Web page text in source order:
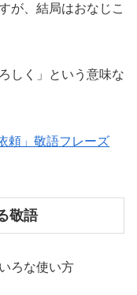
が、結局はおなじこ
しく」という意味な
頼」敬語フレーズ
敬語
ろな使い方